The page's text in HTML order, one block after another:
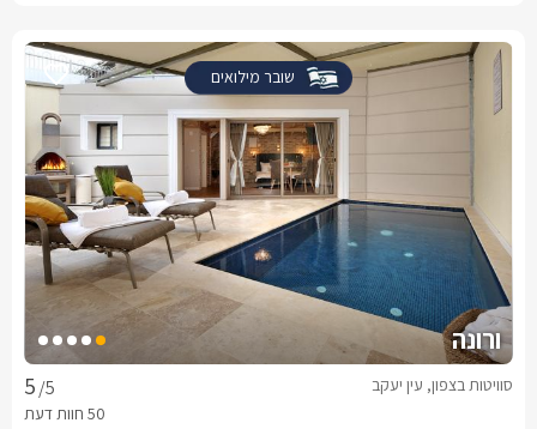
שובר מילואים
ורונה
/5 סוויטות בצפון, עין יעקב